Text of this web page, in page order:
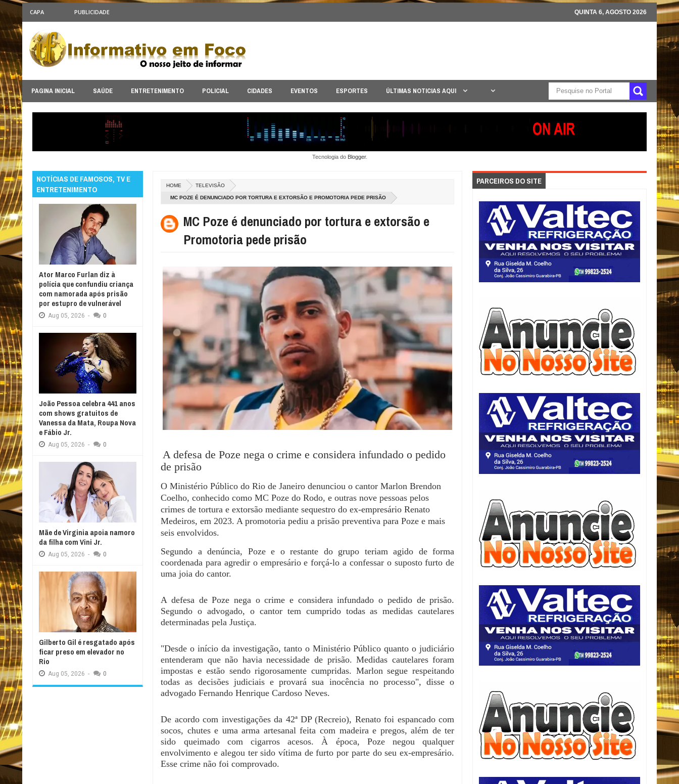
CAPA PUBLICIDADE QUINTA 6, AGOSTO 2026
PAGINA INICIAL SAÚDE ENTRETENIMENTO POLICIAL CIDADES EVENTOS ESPORTES ÚLTIMAS NOTICIAS AQUI
Tecnologia do Blogger.
HOME TELEVISÃO
MC POZE É DENUNCIADO POR TORTURA E EXTORSÃO E PROMOTORIA PEDE PRISÃO
MC Poze é denunciado por tortura e extorsão e
Promotoria pede prisão
A defesa de Poze nega o crime e considera infundado o pedido
de prisão
O Ministério Público do Rio de Janeiro denunciou o cantor Marlon Brendon
Coelho, conhecido como MC Poze do Rodo, e outras nove pessoas pelos
crimes de tortura e extorsão mediante sequestro do ex-empresário Renato
Medeiros, em 2023. A promotoria pediu a prisão preventiva para Poze e mais
seis envolvidos.
Segundo a denúncia, Poze e o restante do grupo teriam agido de forma
coordenada para agredir o empresário e forçá-lo a confessar o suposto furto de
uma joia do cantor.
A defesa de Poze nega o crime e considera infundado o pedido de prisão.
Segundo o advogado, o cantor tem cumprido todas as medidas cautelares
determinadas pela Justiça.
"Desde o início da investigação, tanto o Ministério Público quanto o judiciário
entenderam que não havia necessidade de prisão. Medidas cautelares foram
impostas e estão sendo rigorosamente cumpridas. Marlon segue respeitando
todas as decisões judiciais e provará sua inocência no processo", disse o
advogado Fernando Henrique Cardoso Neves.
De acordo com investigações da 42ª DP (Recreio), Renato foi espancado com
socos, chutes e uma arma artesanal feita com madeira e pregos, além de ter
sido queimado com cigarros acesos. À época, Poze negou qualquer
envolvimento e alegou ter sido vítima de furto por parte do seu ex-empresário.
Esse crime não foi comprovado.
NOTÍCIAS DE FAMOSOS, TV E
ENTRETENIMENTO
Ator Marco Furlan diz à
polícia que confundiu criança
com namorada após prisão
por estupro de vulnerável
Aug 05, 2026 - 0
João Pessoa celebra 441 anos
com shows gratuitos de
Vanessa da Mata, Roupa Nova
e Fábio Jr.
Aug 05, 2026 - 0
Mãe de Virginia apoia namoro
da filha com Vini Jr.
Aug 05, 2026 - 0
Gilberto Gil é resgatado após
ficar preso em elevador no
Rio
Aug 05, 2026 - 0
PARCEIROS DO SITE